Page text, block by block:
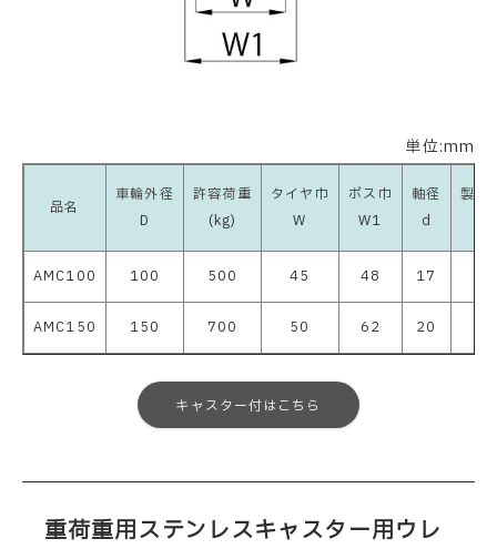
単位:mm
品名
車輪外径
D
許容荷重
(kg)
タイヤ巾
W
ボス巾
W1
軸径
d
製品
AMC100 100 500 45 48 17
AMC150 150 700 50 62 20
キャスター付はこちら
重荷重用ステンレスキャスター用ウレ